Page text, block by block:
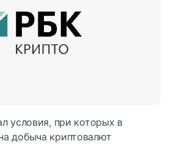
условия, при которых в
добыча криптовалют